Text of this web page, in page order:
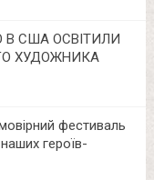
В США ОСВІТИЛИ
ХУДОЖНИКА
фестиваль
героїв-